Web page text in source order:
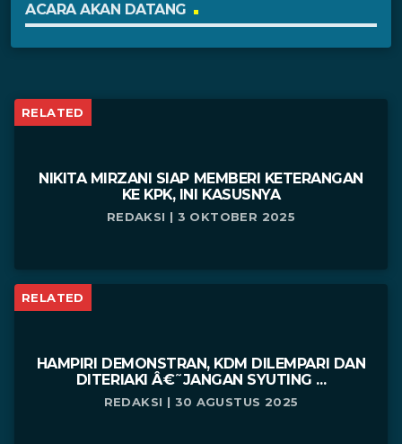
ACARA AKAN DATANG
RELATED
NIKITA MIRZANI SIAP MEMBERI KETERANGAN
KE KPK, INI KASUSNYA
REDAKSI | 3 OKTOBER 2025
RELATED
HAMPIRI DEMONSTRAN, KDM DILEMPARI DAN
DITERIAKI Â€˜JANGAN SYUTING ...
REDAKSI | 30 AGUSTUS 2025